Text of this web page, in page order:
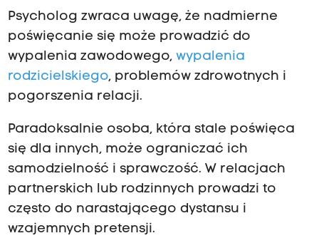
Psycholog zwraca uwagę, że nadmierne
poświęcanie się może prowadzić do
wypalenia zawodowego, wypalenia
rodzicielskiego, problemów zdrowotnych i
pogorszenia relacji.
Paradoksalnie osoba, która stale poświęca
się dla innych, może ograniczać ich
samodzielność i sprawczość. W relacjach
partnerskich lub rodzinnych prowadzi to
często do narastającego dystansu i
wzajemnych pretensji.